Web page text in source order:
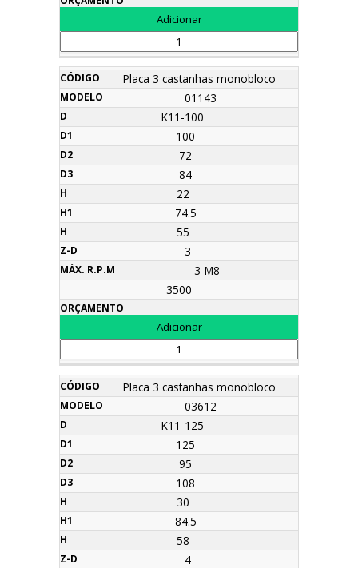
Placa 3 castanhas monobloco
01143
K11-100
100
72
84
22
74.5
55
3
3-M8
3500
Placa 3 castanhas monobloco
03612
K11-125
125
95
108
30
84.5
58
4